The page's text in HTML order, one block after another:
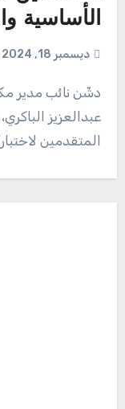
الأساسية
ديسمبر 18, 2024
دشّن نائب مدير مكتب التربية والتعليم بمحافظة مأرب
عبدالعزيز
المتقدمين